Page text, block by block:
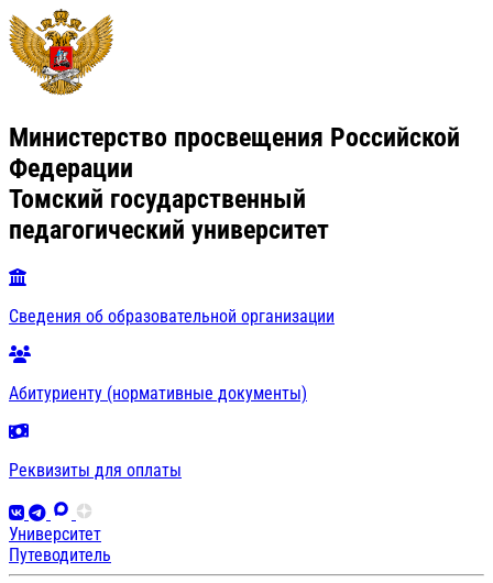
Министерство просвещения Российской
Федерации
Томский государственный
педагогический университет
Сведения об образовательной организации
Абитуриенту (нормативные документы)
Реквизиты для оплаты
Университет
Путеводитель